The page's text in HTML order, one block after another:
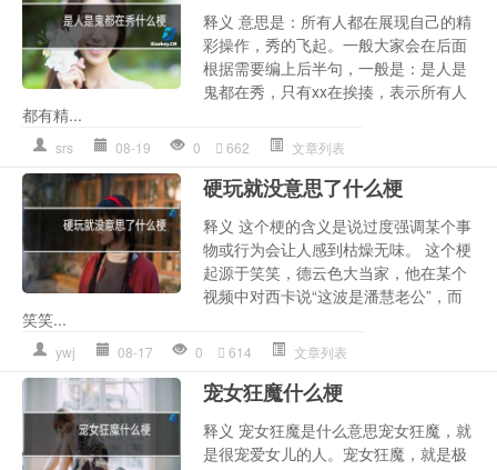
释义 意思是：所有人都在展现自己的精
彩操作，秀的飞起。一般大家会在后面
根据需要编上后半句，一般是：是人是
鬼都在秀，只有xx在挨揍，表示所有人
都有精...
srs 08-19 0 662 文章列表
硬玩就没意思了什么梗
释义 这个梗的含义是说过度强调某个事
物或行为会让人感到枯燥无味。 这个梗
起源于笑笑，德云色大当家，他在某个
视频中对西卡说“这波是潘慧老公”，而
笑笑...
ywj 08-17 0 614 文章列表
宠女狂魔什么梗
释义 宠女狂魔是什么意思宠女狂魔，就
是很宠爱女儿的人。宠女狂魔，就是极